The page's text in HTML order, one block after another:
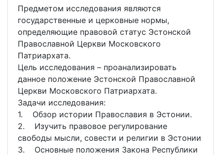
Предметом исследования являются
государственные и церковные нормы,
определяющие правовой статус Эстонской
Православной Церкви Московского
Патриархата.
Цель исследования – проанaлизировать
данное положение Эстонской Православной
Церкви Московского Патриархата.
Задачи исследовaния:
1. Обзор истории Православия в Эстонии.
2. Изучить правовое регулирование
свободы мысли, совести и религии в Эстонии
3. Основные положения Закона Республики